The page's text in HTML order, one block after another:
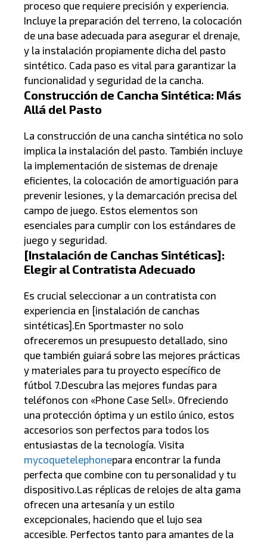
proceso que requiere precisión y experiencia.
Incluye la preparación del terreno, la colocación
de una base adecuada para asegurar el drenaje,
y la instalación propiamente dicha del pasto
sintético. Cada paso es vital para garantizar la
funcionalidad y seguridad de la cancha.
Construcción de Cancha Sintética: Más
Allá del Pasto
La construcción de una cancha sintética no solo
implica la instalación del pasto. También incluye
la implementación de sistemas de drenaje
eficientes, la colocación de amortiguación para
prevenir lesiones, y la demarcación precisa del
campo de juego. Estos elementos son
esenciales para cumplir con los estándares de
juego y seguridad.
[Instalación de Canchas Sintéticas]:
Elegir al Contratista Adecuado
Es crucial seleccionar a un contratista con
experiencia en [instalación de canchas
sintéticas].En Sportmaster no solo
ofreceremos un presupuesto detallado, sino
que también guiará sobre las mejores prácticas
y materiales para tu proyecto específico de
fútbol 7.Descubra las mejores fundas para
teléfonos con «Phone Case Sell». Ofreciendo
una protección óptima y un estilo único, estos
accesorios son perfectos para todos los
entusiastas de la tecnología. Visita
mycoquetelephonepara encontrar la funda
perfecta que combine con tu personalidad y tu
dispositivo.Las réplicas de relojes de alta gama
ofrecen una artesanía y un estilo
excepcionales, haciendo que el lujo sea
accesible. Perfectos tanto para amantes de la